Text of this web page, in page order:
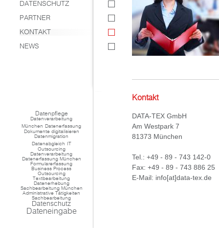
DATENSCHUTZ
PARTNER
KONTAKT
NEWS
Datenpflege
Datenverarbeitung
München Datenerfassung
Dokumente digitalisieren
Datenmigration
Datenabgleich
IT
Outsourcing
Datenverarbeitung
Datenerfassung München
Formularerfassung
Business Process
Outsourcing
Textbearbeitung
Datenerhebung
Sachbearbeitung München
Administrative Tätigkeiten
Sachbearbeitung
Datenschutz
Dateneingabe
Kontakt
DATA-TEX GmbH
Am Westpark 7
81373 München
Tel.: +49 - 89 - 743 142-0
Fax: +49 - 89 - 743 886 25
E-Mail: info[at]data-tex.de